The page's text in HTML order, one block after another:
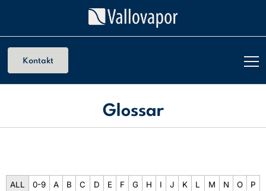
Kontakt
Glossar
ALL 0-9 A B C D E F G H I J K L M N O
P